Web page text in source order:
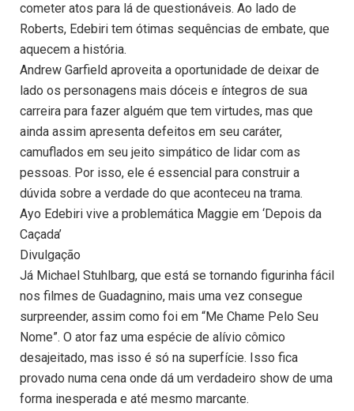
cometer atos para lá de questionáveis. Ao lado de
Roberts, Edebiri tem ótimas sequências de embate, que
aquecem a história.
Andrew Garfield aproveita a oportunidade de deixar de
lado os personagens mais dóceis e íntegros de sua
carreira para fazer alguém que tem virtudes, mas que
ainda assim apresenta defeitos em seu caráter,
camuflados em seu jeito simpático de lidar com as
pessoas. Por isso, ele é essencial para construir a
dúvida sobre a verdade do que aconteceu na trama.
Ayo Edebiri vive a problemática Maggie em ‘Depois da
Caçada’
Divulgação
Já Michael Stuhlbarg, que está se tornando figurinha fácil
nos filmes de Guadagnino, mais uma vez consegue
surpreender, assim como foi em “Me Chame Pelo Seu
Nome”. O ator faz uma espécie de alívio cômico
desajeitado, mas isso é só na superfície. Isso fica
provado numa cena onde dá um verdadeiro show de uma
forma inesperada e até mesmo marcante.